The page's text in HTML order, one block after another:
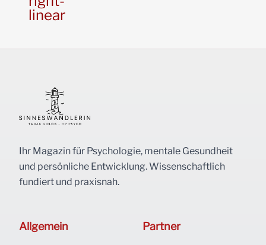
linear
Ihr Magazin für Psychologie, mentale Gesundheit
und persönliche Entwicklung. Wissenschaftlich
fundiert und praxisnah.
Allgemein Partner